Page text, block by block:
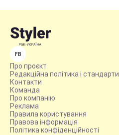
FB
Про проєкт
Редакційна політика і стандарти
Контакти
Команда
Про компанію
Реклама
Правила користування
Правова інформація
Політика конфіденційності